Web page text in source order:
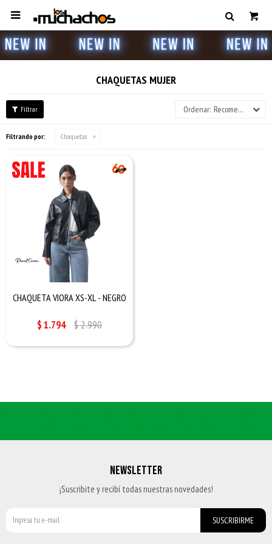

CHAQUETAS MUJER
Recomendados
Filtrando por: Chaquetas
CHAQUETA VIORA XS-XL - NEGRO
$1.794 $2.990
NEWSLETTER
¡Suscribite y recibí todas nuestras novedades!
SUSCRIBIRME